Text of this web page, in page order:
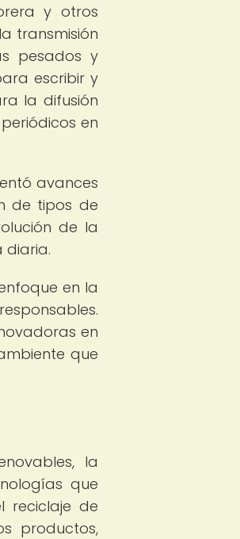
y otros
transmisión
pesados y
escribir y
la difusión
en
avances
de tipos de
de la
diaria.
en la
en
que
la
que
reciclaje de
productos,